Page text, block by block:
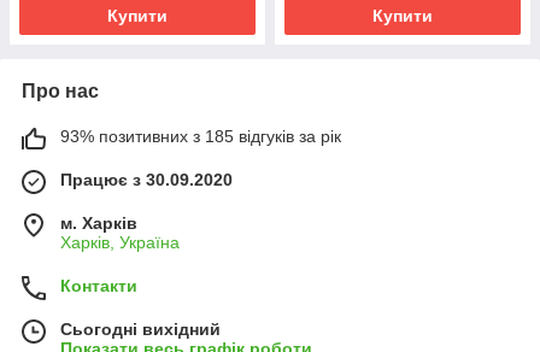
Купити Купити
Про нас
93% позитивних з 185 відгуків за рік
Працює з 30.09.2020
м. Харків
Харків, Україна
Контакти
Сьогодні вихідний